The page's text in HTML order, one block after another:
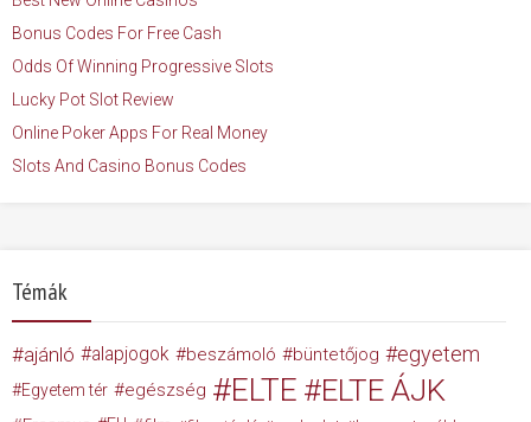
Bonus Codes For Free Cash
Odds Of Winning Progressive Slots
Lucky Pot Slot Review
Online Poker Apps For Real Money
Slots And Casino Bonus Codes
Témák
ajánló alapjogok beszámoló büntetőjog egyetem
Egyetem tér egészség ELTE ELTE ÁJK